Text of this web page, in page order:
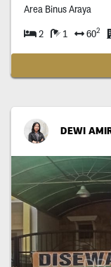
Area Binus Araya
2 1 602
DEWI